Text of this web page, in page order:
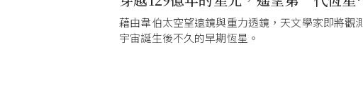
光時
藉由韋伯太空望遠鏡與重力透鏡，天文學家即將觀
宇宙誕生後不久的早期恆星。